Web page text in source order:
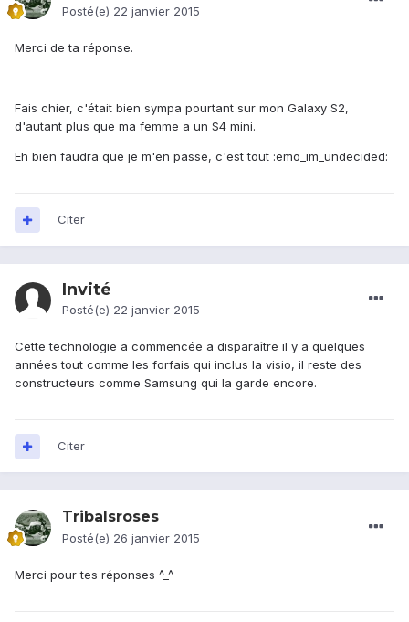
Posté(e) 22 janvier 2015
Merci de ta réponse.
Fais chier, c'était bien sympa pourtant sur mon Galaxy S2,
d'autant plus que ma femme a un S4 mini.
Eh bien faudra que je m'en passe, c'est tout :emo_im_undecided:
Citer
Invité
Posté(e) 22 janvier 2015
Cette technologie a commencée a disparaître il y a quelques
années tout comme les forfais qui inclus la visio, il reste des
constructeurs comme Samsung qui la garde encore.
Citer
Tribalsroses
Posté(e) 26 janvier 2015
Merci pour tes réponses ^_^